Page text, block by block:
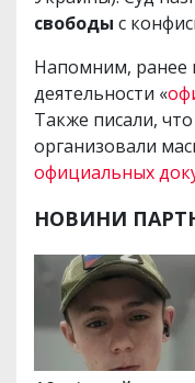
свободы с
Напомним, ранее
деятельности «
Также писали,
организовали
официальных